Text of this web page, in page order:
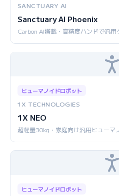
SANCTUARY AI
Sanctuary AI Phoenix
Carbon AI搭載・高精度ハンドで汎
ヒューマノイドロボット
1X TECHNOLOGIES
1X NEO
超軽量30kg・家庭向け汎用ヒューマ
ヒューマノイドロボット